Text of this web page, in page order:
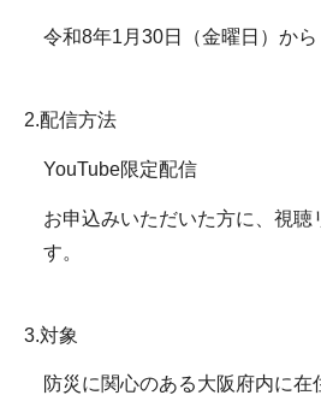
令和8年1月30日（金曜日）から
2.配信方法
YouTube限定配信
お申込みいただいた方に、視聴
す。
3.対象
防災に関心のある大阪府内に在